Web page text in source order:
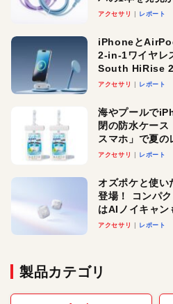
アクセサリ レポート
iPhoneと
2-in-1ワイヤレ
South HiRise
ースでおしゃれ
アクセサリ レポート
海やプールで
閉の防水ケー
スマホ」で夏の
アクセサリ レポート
オズポケと使い
登場！ コンパ
はAIノイキャン
アクセサリ レポート
製品カテゴリ